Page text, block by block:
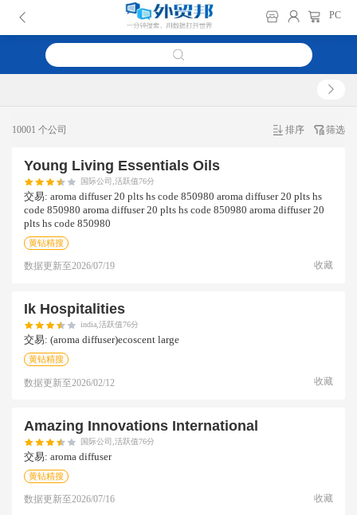
PC
10001 个公司 排序 筛选
Young Living Essentials Oils
国际公司,活跃值76分
交易: aroma diffuser 20 plts hs code 850980 aroma diffuser 20 plts hs
code 850980 aroma diffuser 20 plts hs code 850980 aroma diffuser 20
plts hs code 850980
黄钻精搜
数据更新至2026/07/19 收藏
Ik Hospitalities
india,活跃值76分
交易: (aroma diffuser)ecoscent large
黄钻精搜
数据更新至2026/02/12 收藏
Amazing Innovations International
国际公司,活跃值76分
交易: aroma diffuser
黄钻精搜
数据更新至2026/07/16 收藏